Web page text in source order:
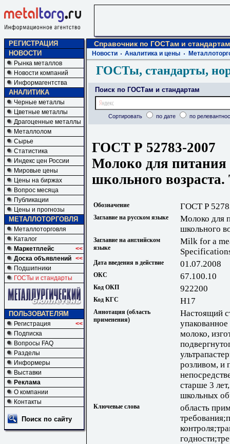
РЕГИСТРАЦИЯ
НОВОСТИ
Рынка металлов
Новости компаний
Информагентства
АНАЛИТИКА
Черные металлы
Цветные металлы
Драгоценные металлы
Металлолом
Сырье
Статистика
Индекс цен России
Мировые цены
Цены на биржах
Вопрос месяца
Публикации
Цены и прогнозы
МЕТАЛЛОТОРГОВЛЯ
Металлоторговля
Каталог
Маркетплейс
<<
Доска объявлений <<
Подшипники
ГОСТы и стандарты
ПОЛЬЗОВАТЕЛЯМ
Регистрация
<<
Подписка
Вопросы FAQ
Разделы
Информеры
Выставки
Реклама
О компании
Контакты
Поиск по сайту
Справочник по ГОСТам и стандартам
Новости Аналитика и цены
ГОСТы, стандарты,
Поиск по ГОСТам и стандартам
Сортировать по дате по
ГОСТ Р 52783-2007
Молоко для питания
школьного возраста.
Обозначение ГОСТ Р
Заглавие на русском языке
Молоко для
школьного
Заглавие на английском
языке
Milk for a
Дата введения в действие 01.07.2008
ОКС 67.100.10
Код ОКП 922200
Код КГС Н17
Аннотация (область
применения)
Настоящий
молоко,
розливом, и
старше 3
школьных
Ключевые слова
область